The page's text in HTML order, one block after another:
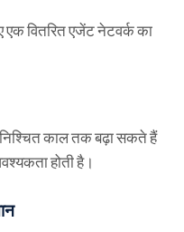
एक वितरित एजेंट नेटवर्क का
काल तक बढ़ा सकते हैं
होती है।